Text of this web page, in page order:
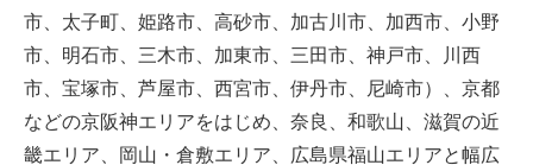
市、太子町、姫路市、高砂市、加古川市、加西市、小野
市、明石市、三木市、加東市、三田市、神戸市、川西
市、宝塚市、芦屋市、西宮市、伊丹市、尼崎市）、京都
などの京阪神エリアをはじめ、奈良、和歌山、滋賀の近
畿エリア、岡山・倉敷エリア、広島県福山エリアと幅広